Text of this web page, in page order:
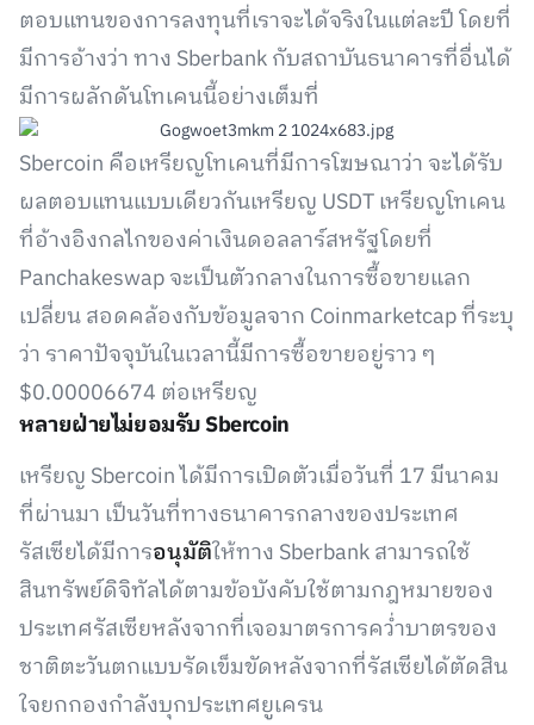
ตอบแทนของการลงทุนที่เราจะได้จริงในแต่ละปี โดยที่
มีการอ้างว่า ทาง Sberbank กับสถาบันธนาคารที่อื่นได้
มีการผลักดันโทเคนนี้อย่างเต็มที่
Sbercoin คือเหรียญโทเคนที่มีการโฆษณาว่า จะได้รับ
ผลตอบแทนแบบเดียวกันเหรียญ USDT เหรียญโทเคน
ที่อ้างอิงกลไกของค่าเงินดอลลาร์สหรัฐโดยที่
Panchakeswap จะเป็นตัวกลางในการซื้อขายแลก
เปลี่ยน สอดคล้องกับข้อมูลจาก Coinmarketcap ที่ระบุ
ว่า ราคาปัจจุบันในเวลานี้มีการซื้อขายอยู่ราว ๆ
$0.00006674 ต่อเหรียญ
หลายฝ่ายไม่ยอมรับ Sbercoin
เหรียญ Sbercoin ได้มีการเปิดตัวเมื่อวันที่ 17 มีนาคม
ที่ผ่านมา เป็นวันที่ทางธนาคารกลางของประเทศ
รัสเซียได้มีการอนุมัติให้ทาง Sberbank สามารถใช้
สินทรัพย์ดิจิทัลได้ตามข้อบังคับใช้ตามกฎหมายของ
ประเทศรัสเซียหลังจากที่เจอมาตรการคว่ำบาตรของ
ชาติตะวันตกแบบรัดเข็มขัดหลังจากที่รัสเซียได้ตัดสิน
ใจยกกองกำลังบุกประเทศยูเครน